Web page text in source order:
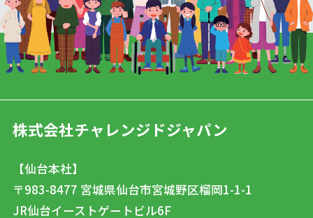
株式会社チャレンジドジャパン
【仙台本社】
〒983-8477 宮城県仙台市宮城野区榴岡1-1-1
JR仙台イーストゲートビル6F